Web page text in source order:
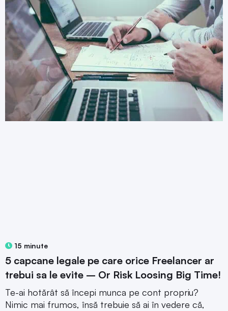
15 minute
5 capcane legale pe care orice Freelancer ar
trebui sa le evite – Or Risk Loosing Big Time!
Te-ai hotărât să începi munca pe cont propriu?
Nimic mai frumos, însă trebuie să ai în vedere că,